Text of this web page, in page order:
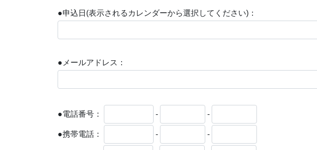
●申込日(表示されるカレンダーから選択してください)：
●メールアドレス：
●電話番号： - -
●携帯電話： - -